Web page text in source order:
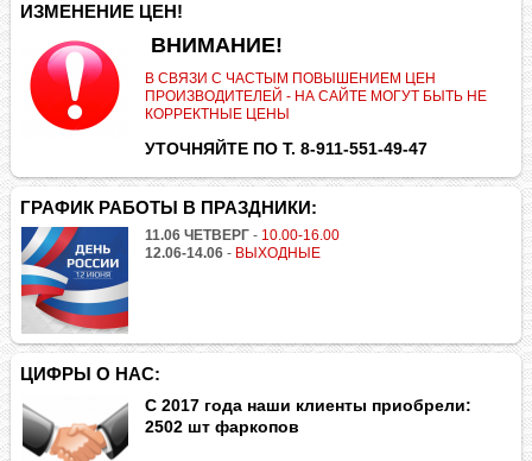
ИЗМЕНЕНИЕ ЦЕН!
ВНИМАНИЕ!
В СВЯЗИ С ЧАСТЫМ ПОВЫШЕНИЕМ ЦЕН
ПРОИЗВОДИТЕЛЕЙ - НА САЙТЕ МОГУТ БЫТЬ НЕ
КОРРЕКТНЫЕ ЦЕНЫ
УТОЧНЯЙТЕ ПО Т. 8-911-551-49-47
ГРАФИК РАБОТЫ В ПРАЗДНИКИ:
11.06 ЧЕТВЕРГ - 10.00-16.00
12.06-14.06 - ВЫХОДНЫЕ
ЦИФРЫ О НАС:
С 2017 года наши клиенты приобрели:
2502 шт фаркопов